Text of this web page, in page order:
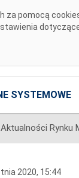
za pomocą
SYSTEMOWE
Aktualności Rynku
2020, 15:44